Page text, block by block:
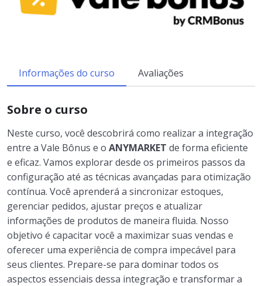
Informações do curso Avaliações
Sobre o curso
Neste curso, você descobrirá como realizar a integração
entre a Vale Bônus e o ANYMARKET de forma eficiente
e eficaz. Vamos explorar desde os primeiros passos da
configuração até as técnicas avançadas para otimização
contínua. Você aprenderá a sincronizar estoques,
gerenciar pedidos, ajustar preços e atualizar
informações de produtos de maneira fluida. Nosso
objetivo é capacitar você a maximizar suas vendas e
oferecer uma experiência de compra impecável para
seus clientes. Prepare-se para dominar todos os
aspectos essenciais dessa integração e transformar a